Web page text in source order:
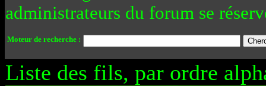
administrateurs du forum se
Moteur de recherche :
Liste des fils, par ordre